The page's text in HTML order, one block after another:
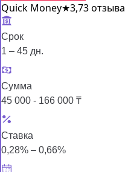
Quick Money★3,73 отзыва
Срок
1 – 45 дн.
Сумма
45 000 - 166 000 ₸
Ставка
0,28% – 0,66%